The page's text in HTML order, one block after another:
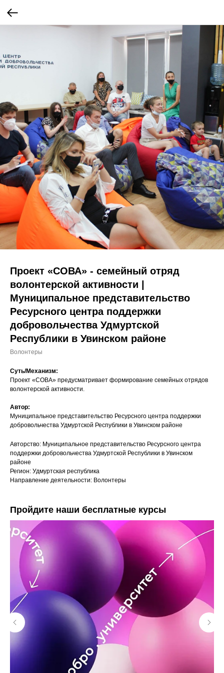
Проект «СОВА» - семейный отряд
волонтерской активности |
Муниципальное представительство
Ресурсного центра поддержки
добровольчества Удмуртской
Республики в Увинском районе
Волонтеры
Суть/Механизм:
Проект «СОВА» предусматривает формирование семейных отрядов
волонтерской активности.
Автор:
Муниципальное представительство Ресурсного центра поддержки
добровольчества Удмуртской Республики в Увинском районе
Авторство: Муниципальное представительство Ресурсного центра
поддержки добровольчества Удмуртской Республики в Увинском
районе
Регион: Удмуртская республика
Направление деятельности: Волонтеры
Пройдите наши бесплатные курсы